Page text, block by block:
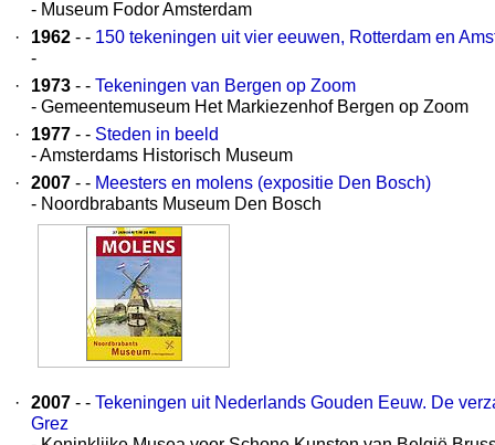
- Museum Fodor Amsterdam
·
1962 - - 150 tekeningen uit vier eeuwen, Rotterdam en
-
·
1973 - - Tekeningen van Bergen op Zoom
- Gemeentemuseum Het Markiezenhof Bergen op Zoom
·
1977 - - Steden in beeld
- Amsterdams Historisch Museum
·
2007 - - Meesters en molens (expositie Den Bosch)
- Noordbrabants Museum Den Bosch
· 2007 - - Tekeningen uit Nederlands Gouden Eeuw. De
Grez